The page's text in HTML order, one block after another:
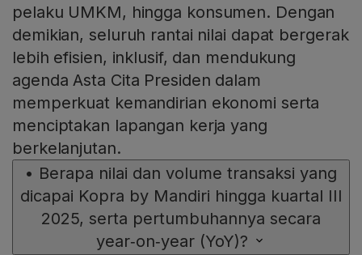
pelaku UMKM, hingga konsumen. Dengan
demikian, seluruh rantai nilai dapat bergerak
lebih efisien, inklusif, dan mendukung
agenda Asta Cita Presiden dalam
memperkuat kemandirian ekonomi serta
menciptakan lapangan kerja yang
berkelanjutan.
• Berapa nilai dan volume transaksi yang
dicapai Kopra by Mandiri hingga kuartal III
2025, serta pertumbuhannya secara
year‑on‑year (YoY)?